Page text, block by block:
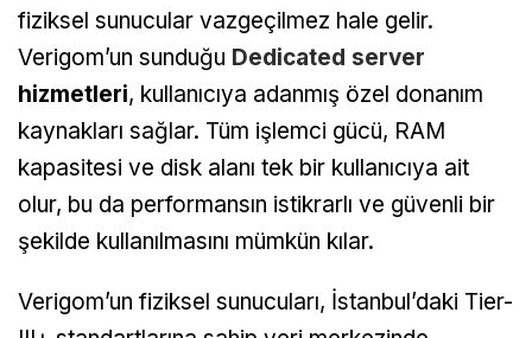
fiziksel sunucular vazgeçilmez hale gelir.
Verigom’un sunduğu Dedicated server
hizmetleri, kullanıcıya adanmış özel donanım
kaynakları sağlar. Tüm işlemci gücü, RAM
kapasitesi ve disk alanı tek bir kullanıcıya ait
olur, bu da performansın istikrarlı ve güvenli bir
şekilde kullanılmasını mümkün kılar.
Verigom’un fiziksel sunucuları, İstanbul’daki Tier-